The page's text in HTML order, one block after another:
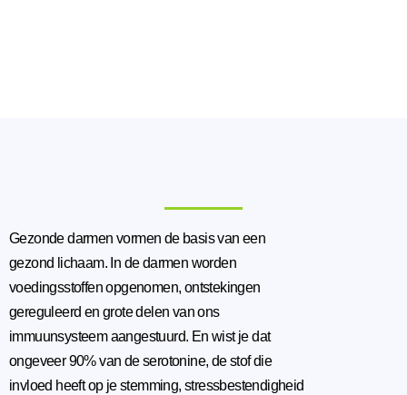
Gezonde darmen vormen de basis van een
gezond lichaam. In de darmen worden
voedingsstoffen opgenomen, ontstekingen
gereguleerd en grote delen van ons
immuunsysteem aangestuurd. En wist je dat
ongeveer 90% van de serotonine, de stof die
invloed heeft op je stemming, stressbestendigheid